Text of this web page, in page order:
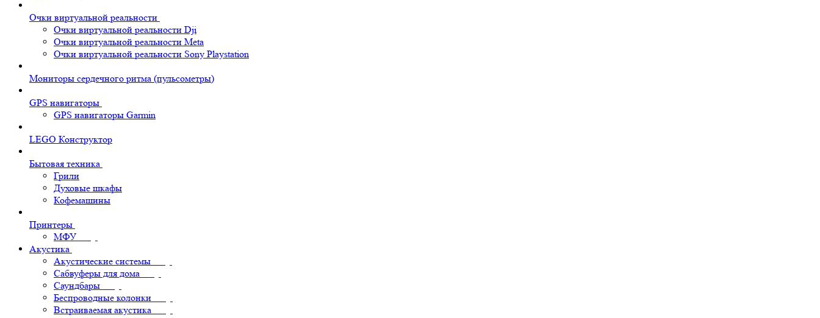
Очки виртуальной реальности
Очки виртуальной реальности Dji
Очки виртуальной реальности Meta
Очки виртуальной реальности Sony Playstation
Мониторы сердечного ритма (пульсометры)
GPS навигаторы
GPS навигаторы Garmin
LEGO Конструктор
Бытовая техника
Грили
Духовые шкафы
Кофемашины
Принтеры
МФУ
Акустика
Акустические системы
Сабвуферы для дома
Саундбары
Беспроводные колонки
Встраиваемая акустика